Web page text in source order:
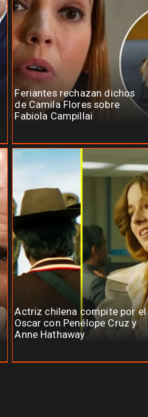
Feriantes rechazan dichos
de Camila Flores sobre
Fabiola Campillai
Actriz chilena compite por el
Oscar con Penélope Cruz y
Anne Hathaway